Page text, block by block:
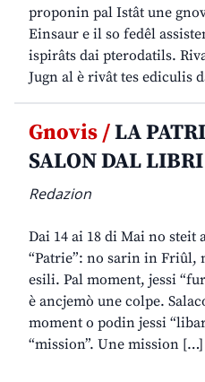
proponin pal Istât une
Einsaur e il so fedêl
ispirâts dai pterodatils.
Jugn al è rivât tes ediculis
Gnovis /LA
SALON DAL
Redazion
Dai 14 ai 18 di Mai no
“Patrie”: no sarin in
esili. Pal moment, jessi
è ancjemò une colpe.
moment o podin jessi
“mission”. Une mission […]